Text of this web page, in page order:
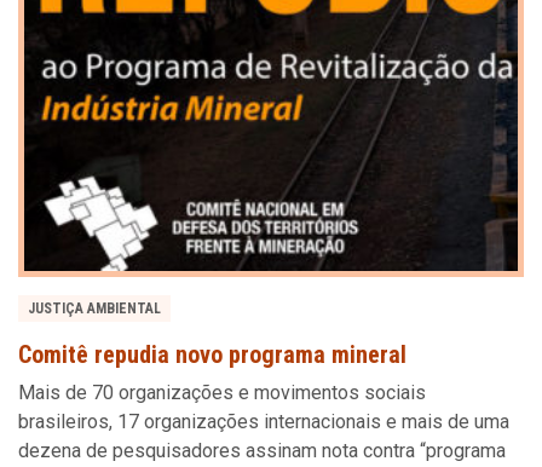
JUSTIÇA AMBIENTAL
Comitê repudia novo programa mineral
Mais de 70 organizações e movimentos sociais
brasileiros, 17 organizações internacionais e mais de uma
dezena de pesquisadores assinam nota contra “programa